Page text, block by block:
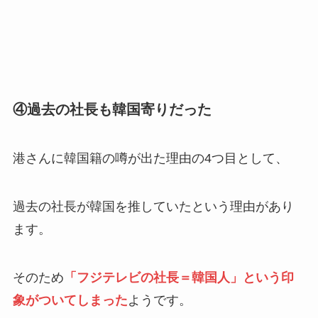
④過去の社長も韓国寄りだった
港さんに韓国籍の噂が出た理由の4つ目として、
過去の社長が韓国を推していたという理由があり
ます。
そのため 「フジテレビの社長＝韓国人」という印
象がついてしまったようです。